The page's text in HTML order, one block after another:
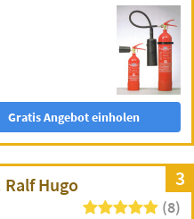
Gratis Angebot einholen
3
Hugo
(8)